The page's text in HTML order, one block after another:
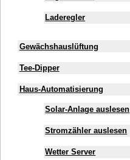
Laderegler
Gewächshauslüftung
Tee-Dipper
Haus-Automatisierung
Solar-Anlage auslesen
Stromzähler auslesen
Wetter Server